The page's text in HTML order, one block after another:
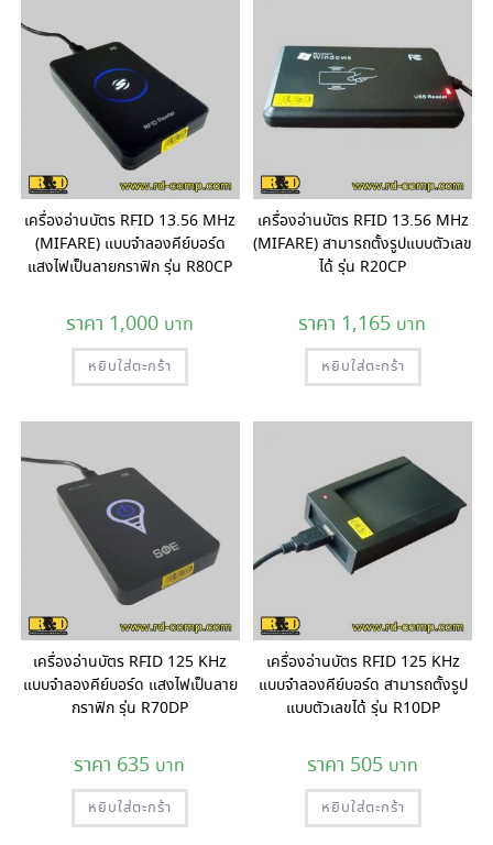
เครื่องอ่านบัตร RFID 13.56 MHz
(MIFARE) แบบจำลองคีย์บอร์ด
แสงไฟเป็นลายกราฟิก รุ่น R80CP
1,000
หยิบใส่ตะกร้า
เครื่องอ่านบัตร RFID 13.56 MHz
(MIFARE) สามารถตั้งรูปแบบตัวเลข
ได้ รุ่น R20CP
1,165
หยิบใส่ตะกร้า
เครื่องอ่านบัตร RFID 125 KHz
แบบจำลองคีย์บอร์ด แสงไฟเป็นลาย
กราฟิก รุ่น R70DP
635
หยิบใส่ตะกร้า
เครื่องอ่านบัตร RFID 125 KHz
แบบจำลองคีย์บอร์ด สามารถตั้งรูป
แบบตัวเลขได้ รุ่น R10DP
505
หยิบใส่ตะกร้า